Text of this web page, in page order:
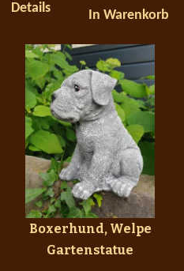
Details
In Warenkorb
Boxerhund, Welpe
Gartenstatue